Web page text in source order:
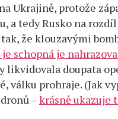
Ukrajině, protože
a tedy Rusko na
že klouzavými
schopná je
likvidovala doupata
válku prohraje. (Jak
–krásně ukazuje